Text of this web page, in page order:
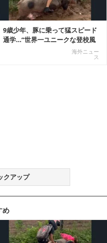
9歳少年、豚に乗って猛スピード
通学…“世界一ユニークな登校風
海外ニュー
ス
クアップ
め